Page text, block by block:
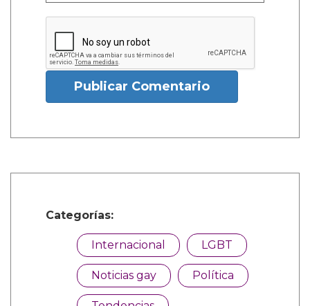
Publicar Comentario
Categorías:
Internacional LGBT
Noticias gay Política